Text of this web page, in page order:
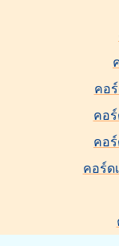
คอร์
คอร์
คอร์
คอร์ด